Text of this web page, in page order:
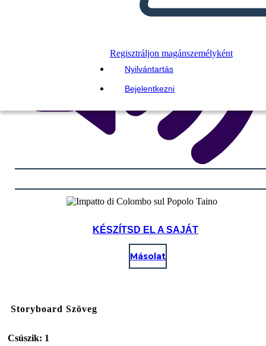
Regisztráljon magánszemélyként
Nyilvántartás
Bejelentkezni
KÉSZÍTSD EL A SAJÁT
Másolat
Storyboard Szöveg
Csúszik: 1